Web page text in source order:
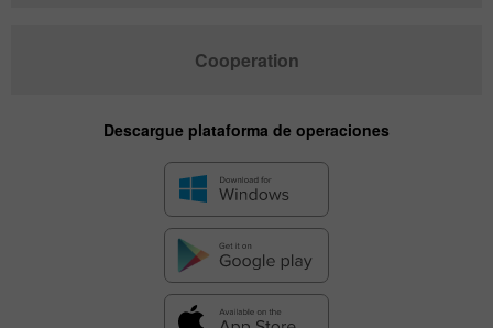
Cooperation
Descargue plataforma de operaciones